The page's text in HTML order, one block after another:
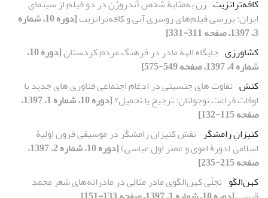
کافه‌ترانزیت زن به‌مثابۀ شخص آندروژن در دو فیلم از سینمای
ایران: بررسی فیلم‌های روسری آبی و کافه‌ترانزیت
[دوره 10، شماره
3، 1397، صفحه 311-331]
کشاورزی جایگاه الهۀ مادر در فرهنگ مردم کردستان
[دوره 10،
شماره 4، 1397، صفحه 549-575]
کنش تفاوت‏ های جنسیتی در ادغام اجتماعی فناوری‏ های جدید با
اوقات فراغت نوجوانان: ترجیح یا تحمیل؟
[دوره 10، شماره 1، 1397،
صفحه 115-132]
کنیزانِ رامشگر نقش کنیزانِ رامشگر در موسیقیِ قرون اولیۀ
اسلامی (دورۀ اموی و عصر اول عباسی)
[دوره 10، شماره 2، 1397،
صفحه 215-235]
کهن‌الگو تجلّی کهن‌الگوی مادر مثالی در مادرانه‌های شعر محمد